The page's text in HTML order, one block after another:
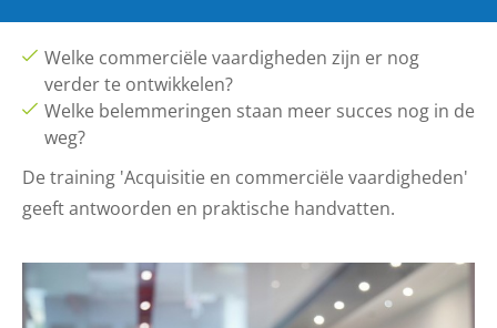
Welke commerciële vaardigheden zijn er nog
verder te ontwikkelen?
Welke belemmeringen staan meer succes nog in de
weg?
De training 'Acquisitie en commerciële vaardigheden'
geeft antwoorden en praktische handvatten.